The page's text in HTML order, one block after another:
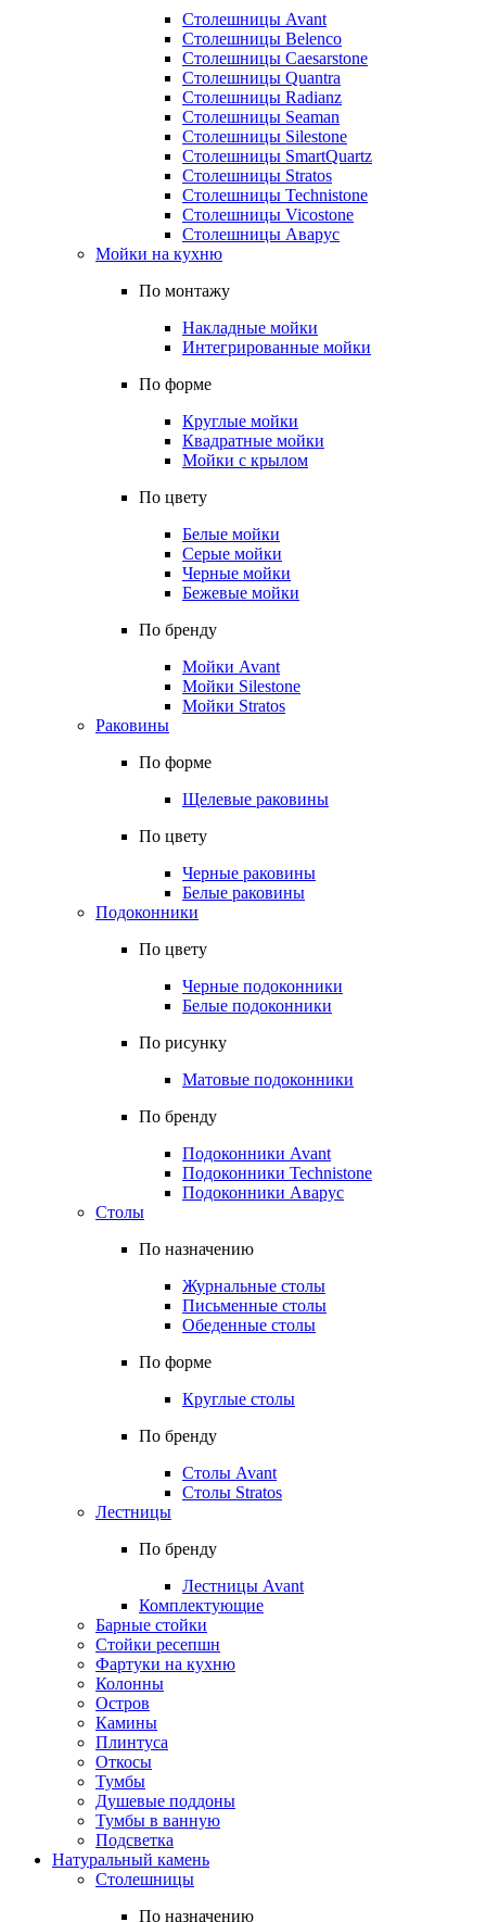
Столешницы Avant
Столешницы Belenco
Столешницы Caesarstone
Столешницы Quantra
Столешницы Radianz
Столешницы Seaman
Столешницы Silestone
Столешницы SmartQuartz
Столешницы Stratos
Столешницы Technistone
Столешницы Vicostone
Столешницы Аварус
Мойки на кухню
По монтажу
Накладные мойки
Интегрированные мойки
По форме
Круглые мойки
Квадратные мойки
Мойки с крылом
По цвету
Белые мойки
Серые мойки
Черные мойки
Бежевые мойки
По бренду
Мойки Avant
Мойки Silestone
Мойки Stratos
Раковины
По форме
Щелевые раковины
По цвету
Черные раковины
Белые раковины
Подоконники
По цвету
Черные подоконники
Белые подоконники
По рисунку
Матовые подоконники
По бренду
Подоконники Avant
Подоконники Technistone
Подоконники Аварус
Столы
По назначению
Журнальные столы
Письменные столы
Обеденные столы
По форме
Круглые столы
По бренду
Столы Avant
Столы Stratos
Лестницы
По бренду
Лестницы Avant
Комплектующие
Барные стойки
Стойки ресепшн
Фартуки на кухню
Колонны
Остров
Камины
Плинтуса
Откосы
Тумбы
Душевые поддоны
Тумбы в ванную
Подсветка
Натуральный камень
Столешницы
По назначению